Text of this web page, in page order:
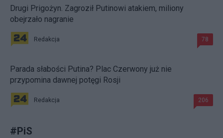
Drugi Prigożyn. Zagroził Putinowi atakiem, miliony
obejrzało nagranie
Redakcja 78
Parada słabości Putina? Plac Czerwony już nie
przypomina dawnej potęgi Rosji
Redakcja 206
#PiS